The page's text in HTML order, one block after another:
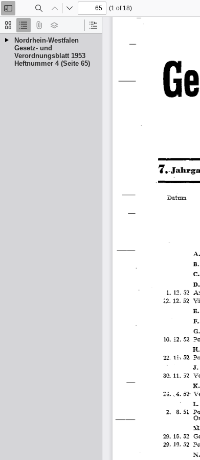
Thumbnails
Document
Outline
Attachments
Layers
Current
Nordrhein-Westfalen
Gesetz- und
Verordnungsblatt 1953
Heftnummer 4 (Seite 65)
Toggle
Sidebar
Previous
Next
(1 of 18)